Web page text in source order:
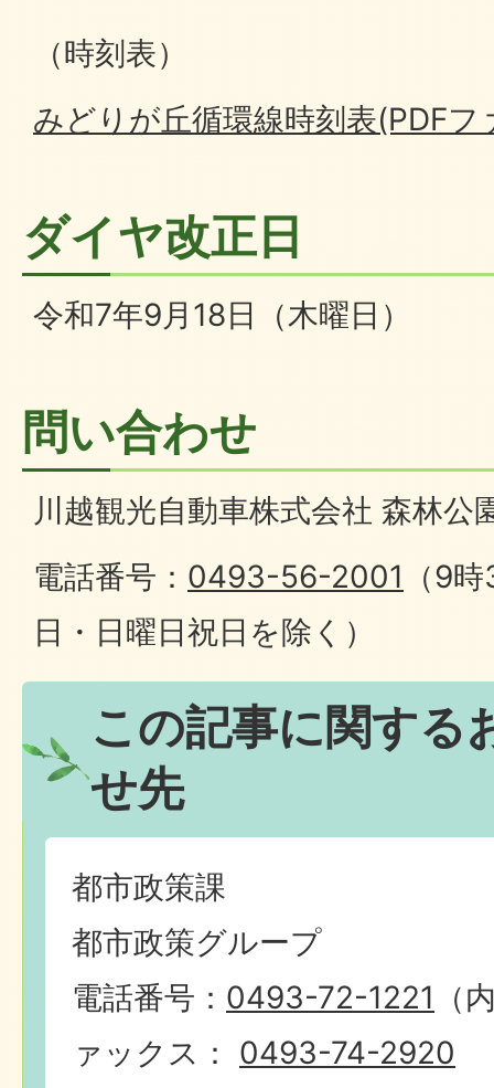
（時刻表）
みどりが丘循環線時刻表(PDF
ダイヤ改正日
令和7年9月18日（木曜日）
問い合わせ
川越観光自動車株式会社 森林公
電話番号： 0493-56-2001 （9
日・日曜日祝日を除く）
この記事に関する
せ先
都市政策課
都市政策グループ
電話番号： 0493-72-1221 （
ァックス： 0493-74-2920